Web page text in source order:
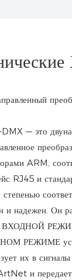
— это
ARM,
RJ45 и
степенью
и надежен. Он
ВХОДНОЙ
РЕЖИМЕ
их в
и